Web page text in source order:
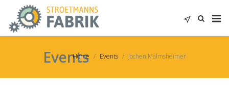
Events
Home Events Jochen Malmsheimer